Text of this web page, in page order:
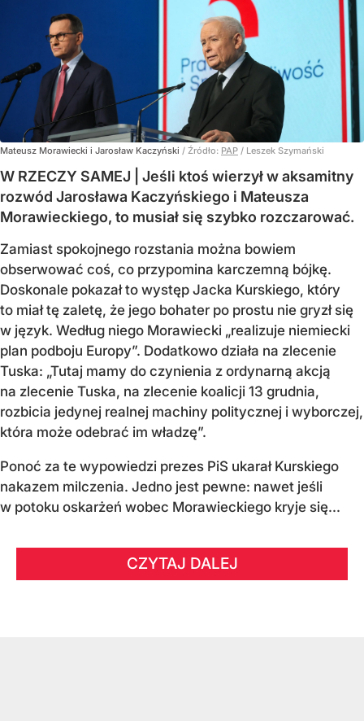
Mateusz Morawiecki i Jarosław Kaczyński / Źródło: PAP / Leszek Szymański
W RZECZY SAMEJ | Jeśli ktoś wierzył w aksamitny
rozwód Jarosława Kaczyńskiego i Mateusza
Morawieckiego, to musiał się szybko rozczarować.
Zamiast spokojnego rozstania można bowiem
obserwować coś, co przypomina karczemną bójkę.
Doskonale pokazał to występ Jacka Kurskiego, który
to miał tę zaletę, że jego bohater po prostu nie gryzł się
w język. Według niego Morawiecki „realizuje niemiecki
plan podboju Europy”. Dodatkowo działa na zlecenie
Tuska: „Tutaj mamy do czynienia z ordynarną akcją
na zlecenie Tuska, na zlecenie koalicji 13 grudnia,
rozbicia jedynej realnej machiny politycznej i wyborczej,
która może odebrać im władzę”.
Ponoć za te wypowiedzi prezes PiS ukarał Kurskiego
nakazem milczenia. Jedno jest pewne: nawet jeśli
w potoku oskarżeń wobec Morawieckiego kryje się...
CZYTAJ DALEJ